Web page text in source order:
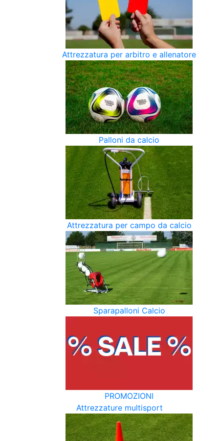
Attrezzatura per arbitro e allenatore
Palloni da calcio
Attrezzatura per campo da calcio
Sparapalloni Calcio
PROMOZIONI
Attrezzature multisport